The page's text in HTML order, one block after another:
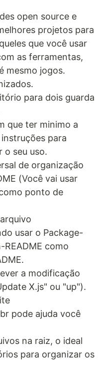
open source e
projetos para
que você usar
as ferramentas,
mesmo jogos.
para dois guarda
que ter minimo a
para
o seu uso.
de organização
(Você vai usar
ponto de
usar o Package-
como
a modificação
X.js" ou "up").
pode ajuda você
na raiz, o ideal
para organizar os